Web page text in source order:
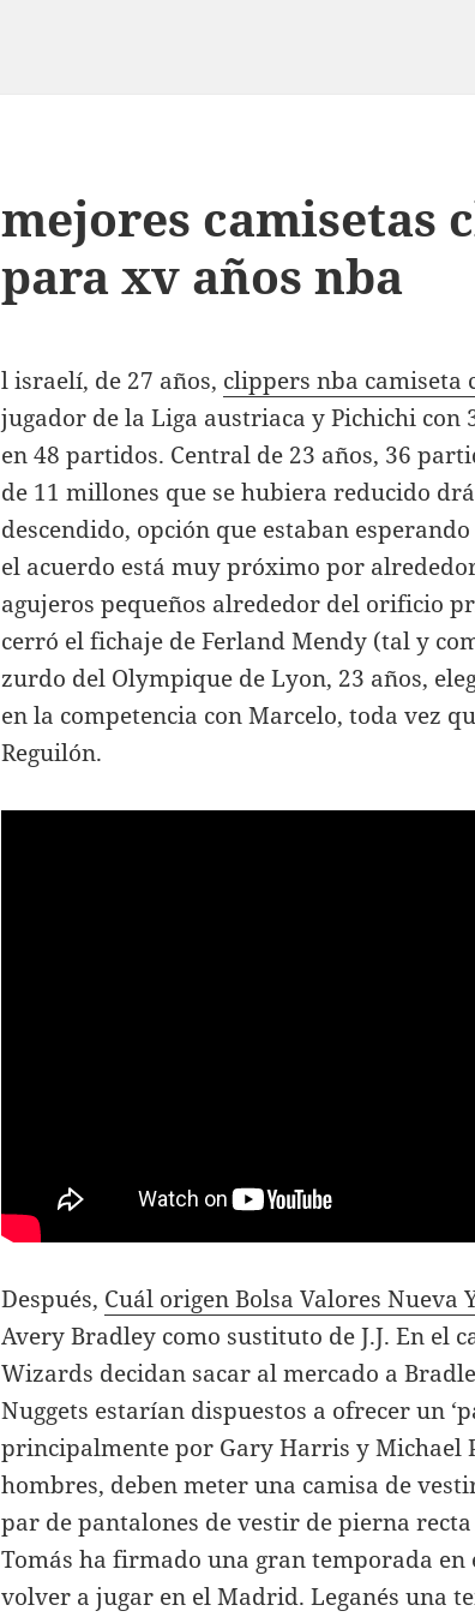
mejores camisetas
para xv años nba
l israelí, de 27 años, clippers nba camiseta
jugador de la Liga austriaca y Pichichi con
en 48 partidos. Central de 23 años, 36
de 11 millones que se hubiera reducido
descendido, opción que estaban
el acuerdo está muy próximo por
agujeros pequeños alrededor del orificio
cerró el fichaje de Ferland Mendy (tal y
zurdo del Olympique de Lyon, 23 años,
en la competencia con Marcelo, toda vez
Reguilón.
Después, Cuál origen Bolsa Valores Nueva
Avery Bradley como sustituto de J.J. En el
Wizards decidan sacar al mercado a
Nuggets estarían dispuestos a ofrecer un
principalmente por Gary Harris y Michael
hombres, deben meter una camisa de
par de pantalones de vestir de pierna
Tomás ha firmado una gran temporada en
volver a jugar en el Madrid. Leganés una